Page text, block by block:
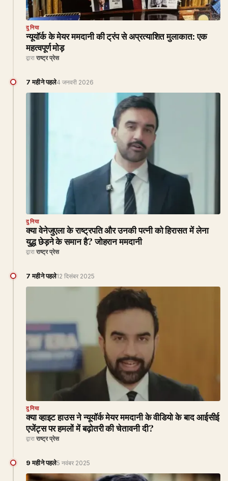
दुनिया
न्यूयॉर्क के मेयर ममदानी की ट्रंप से अप्रत्याशित मुलाकात: एक
महत्वपूर्ण मोड़
द्वारा राष्ट्र प्रेस
7 महीने पहले4 जनवरी 2026
दुनिया
क्या वेनेजुएला के राष्ट्रपति और उनकी पत्नी को हिरासत में लेना
युद्ध छेड़ने के समान है? जोहरान ममदानी
द्वारा राष्ट्र प्रेस
7 महीने पहले12 दिसंबर 2025
दुनिया
क्या व्हाइट हाउस ने न्यूयॉर्क मेयर ममदानी के वीडियो के बाद आईसीई
एजेंट्स पर हमलों में बढ़ोतरी की चेतावनी दी?
द्वारा राष्ट्र प्रेस
9 महीने पहले5 नवंबर 2025